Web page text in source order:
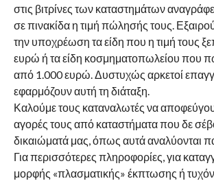
στις βιτρίνες των καταστημάτων
σε πινακίδα η τιμή πώλησής τους.
την υποχρέωση τα είδη που η τιμή τους
ευρώ ή τα είδη κοσμηματοπωλείου που
από 1.000 ευρώ. Δυστυχώς αρκετοί
εφαρμόζουν αυτή τη διάταξη.
Καλούμε τους καταναλωτές να
αγορές τους από καταστήματα που δε
δικαιώματά μας, όπως αυτά αναλύονται
Για περισσότερες πληροφορίες, για
μορφής «πλασματικής» έκπτωσης ή